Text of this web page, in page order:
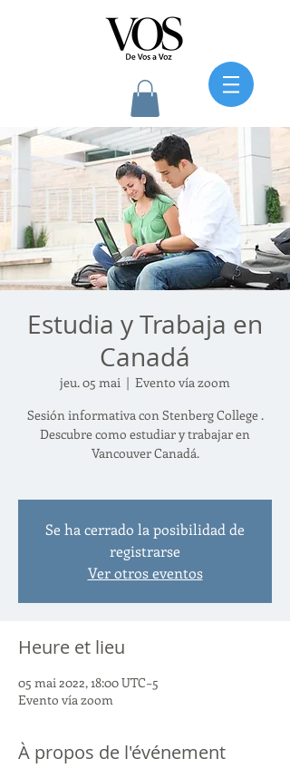
Estudia y Trabaja en
Canadá
jeu. 05 mai
  |
Evento vía zoom
Sesión informativa con Stenberg College .
Descubre como estudiar y trabajar en
Vancouver Canadá.
Se ha cerrado la posibilidad de
registrarse
Ver otros eventos
Heure et lieu
05 mai 2022, 18:00 UTC−5
Evento vía zoom
À propos de l'événement